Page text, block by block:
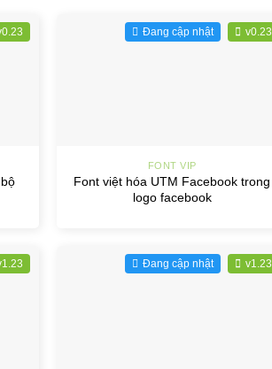
Đang cập nhật v0.23
FONT VIP
Font việt hóa UTM Facebook trong
logo facebook
Đang cập nhật v1.23